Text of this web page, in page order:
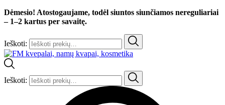
Dėmesio! Atostogaujame, todėl siuntos siunčiamos nereguliariai
– 1–2 kartus per savaitę.
Ieškoti:
Ieškoti: